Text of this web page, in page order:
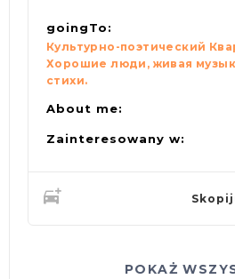
goingTo:
Культурно-поэтический
Хорошие люди, живая
стихи.
About me:
Zainteresowany w:
POKAŻ